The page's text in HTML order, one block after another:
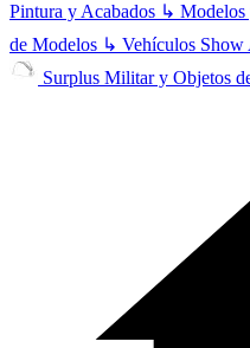
Pintura y Acabados ↳ Modelos
de Modelos ↳ Vehículos Show
Surplus Militar y Objetos